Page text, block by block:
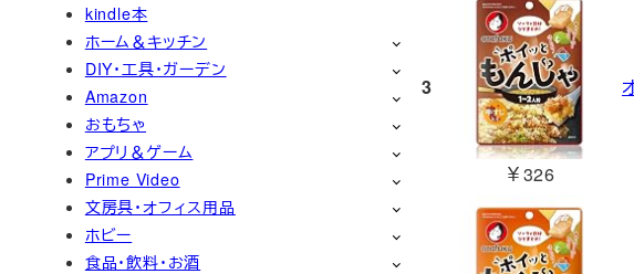
3
￥326
kindle本
ホーム＆キッチン
DIY・工具・ガーデン
Amazon
おもちゃ
アプリ＆ゲーム
Prime Video
文房具・オフィス用品
ホビー
食品・飲料・お酒